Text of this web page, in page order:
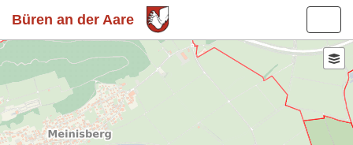
Büren an der Aare